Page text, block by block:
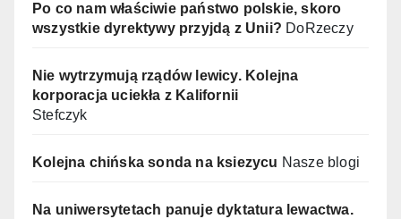
Po co nam właściwie państwo polskie, skoro
wszystkie dyrektywy przyjdą z Unii? DoRzeczy
Nie wytrzymują rządów lewicy. Kolejna
korporacja uciekła z Kalifornii
Stefczyk
Kolejna chińska sonda na ksiezycu Nasze blogi
Na uniwersytetach panuje dyktatura lewactwa.